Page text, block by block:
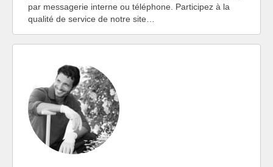
par messagerie interne ou téléphone. Participez à la
qualité de service de notre site…